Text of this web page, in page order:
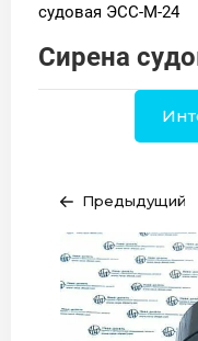
судовая ЭСС-М-24
Сирена
Предыдущий